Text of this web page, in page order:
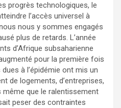
progrès technologiques, le
l’accès universel à
nous y sommes engagés
plus de retards. L’année
d’Afrique subsaharienne
pour la première fois
à l’épidémie ont mis un
de logements, d’entreprises,
même que le ralentissement
peser des contraintes